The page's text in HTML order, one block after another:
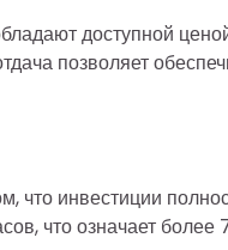
доступной
позволяет
что инвестиции
что означает